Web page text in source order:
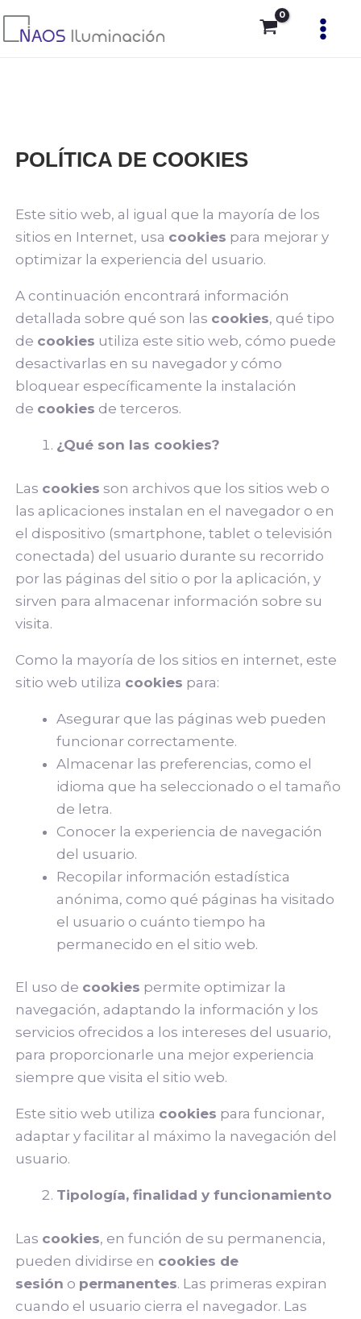
Main
POLÍTICA DE COOKIES
Este sitio web, al igual que la mayoría de los
sitios en Internet, usa cookies para mejorar y
optimizar la experiencia del usuario.
A continuación encontrará información
detallada sobre qué son las cookies, qué tipo
de cookies utiliza este sitio web, cómo puede
desactivarlas en su navegador y cómo
bloquear específicamente la instalación
de cookies de terceros.
¿Qué son las cookies?
Las cookies son archivos que los sitios web o
las aplicaciones instalan en el navegador o en
el dispositivo (smartphone, tablet o televisión
conectada) del usuario durante su recorrido
por las páginas del sitio o por la aplicación, y
sirven para almacenar información sobre su
visita.
Como la mayoría de los sitios en internet, este
sitio web utiliza cookies para:
Asegurar que las páginas web pueden
funcionar correctamente.
Almacenar las preferencias, como el
idioma que ha seleccionado o el tamaño
de letra.
Conocer la experiencia de navegación
del usuario.
Recopilar información estadística
anónima, como qué páginas ha visitado
el usuario o cuánto tiempo ha
permanecido en el sitio web.
El uso de cookies permite optimizar la
navegación, adaptando la información y los
servicios ofrecidos a los intereses del usuario,
para proporcionarle una mejor experiencia
siempre que visita el sitio web.
Este sitio web utiliza cookies para funcionar,
adaptar y facilitar al máximo la navegación del
usuario.
Tipología, finalidad y funcionamiento
Las cookies, en función de su permanencia,
pueden dividirse en cookies de
sesión o permanentes. Las primeras expiran
cuando el usuario cierra el navegador. Las